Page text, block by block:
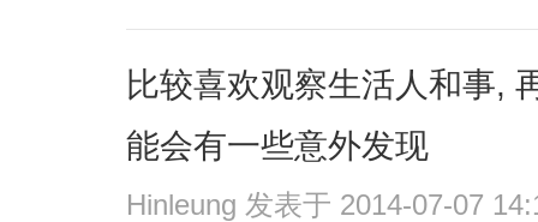
比较喜欢观察生活人和事,
能会有一些意外发现
Hinleung 发表于 2014-07-07